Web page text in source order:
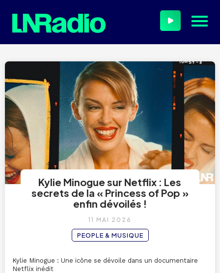
Kylie Minogue sur Netflix : Les
secrets de la « Princess of Pop »
enfin dévoilés !
11 MAI 2026
PEOPLE & MUSIQUE
Kylie Minogue : Une icône se dévoile dans un documentaire
Netflix inédit